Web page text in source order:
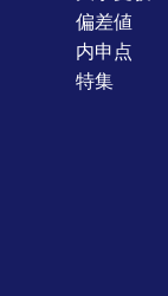
偏差値
内申点
特集